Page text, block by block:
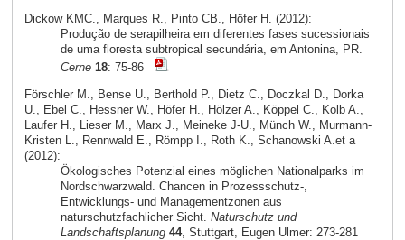
Dickow KMC., Marques R., Pinto CB., Höfer H. (2012):
Produção de serapilheira em diferentes fases sucessionais
de uma floresta subtropical secundária, em Antonina, PR.
Cerne 18: 75-86
Förschler M., Bense U., Berthold P., Dietz C., Doczkal D., Dorka
U., Ebel C., Hessner W., Höfer H., Hölzer A., Köppel C., Kolb A.,
Laufer H., Lieser M., Marx J., Meineke J-U., Münch W., Murmann-
Kristen L., Rennwald E., Römpp I., Roth K., Schanowski A.et a
(2012):
Ökologisches Potenzial eines möglichen Nationalparks im
Nordschwarzwald. Chancen in Prozessschutz-,
Entwicklungs- und Managementzonen aus
naturschutzfachlicher Sicht. Naturschutz und
Landschaftsplanung 44, Stuttgart, Eugen Ulmer: 273-281